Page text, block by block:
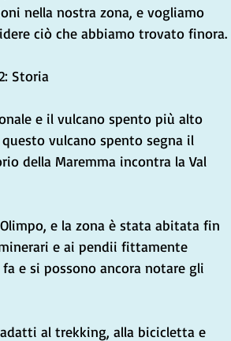
nella nostra zona, e vogliamo
ciò che abbiamo trovato finora.
Storia
e il vulcano spento più alto
vulcano spento segna il
della Maremma incontra la Val
e la zona è stata abitata fin
e ai pendii fittamente
e si possono ancora notare gli
al trekking, alla bicicletta e